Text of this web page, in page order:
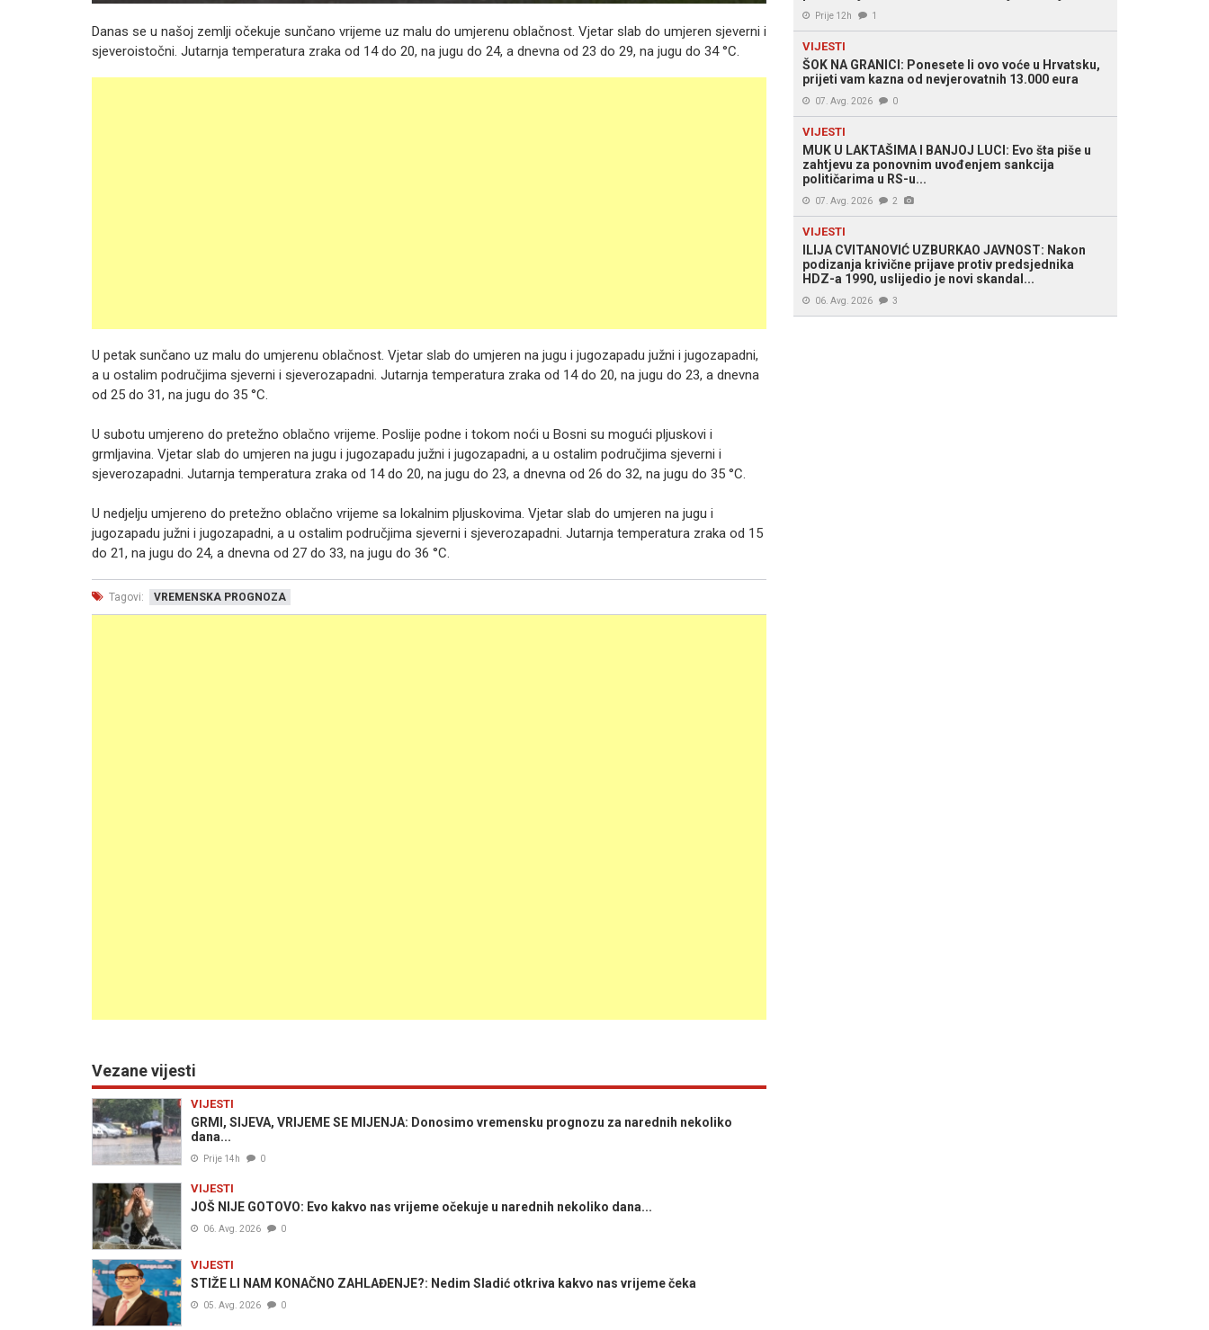
Danas se u našoj zemlji očekuje sunčano vrijeme uz malu do umjerenu oblačnost. Vjetar slab do umjeren sjeverni i
sjeveroistočni. Jutarnja temperatura zraka od 14 do 20, na jugu do 24, a dnevna od 23 do 29, na jugu do 34 °C.
U petak sunčano uz malu do umjerenu oblačnost. Vjetar slab do umjeren na jugu i jugozapadu južni i jugozapadni,
a u ostalim područjima sjeverni i sjeverozapadni. Jutarnja temperatura zraka od 14 do 20, na jugu do 23, a dnevna
od 25 do 31, na jugu do 35 °C.
U subotu umjereno do pretežno oblačno vrijeme. Poslije podne i tokom noći u Bosni su mogući pljuskovi i
grmljavina. Vjetar slab do umjeren na jugu i jugozapadu južni i jugozapadni, a u ostalim područjima sjeverni i
sjeverozapadni. Jutarnja temperatura zraka od 14 do 20, na jugu do 23, a dnevna od 26 do 32, na jugu do 35 °C.
U nedjelju umjereno do pretežno oblačno vrijeme sa lokalnim pljuskovima. Vjetar slab do umjeren na jugu i
jugozapadu južni i jugozapadni, a u ostalim područjima sjeverni i sjeverozapadni. Jutarnja temperatura zraka od 15
do 21, na jugu do 24, a dnevna od 27 do 33, na jugu do 36 °C.
Tagovi: VREMENSKA PROGNOZA
Vezane vijesti
VIJESTI
GRMI, SIJEVA, VRIJEME SE MIJENJA: Donosimo vremensku prognozu za narednih nekoliko
dana...
Prije 14h 0
VIJESTI
JOŠ NIJE GOTOVO: Evo kakvo nas vrijeme očekuje u narednih nekoliko dana...
06. Avg. 2026 0
VIJESTI
STIŽE LI NAM KONAČNO ZAHLAĐENJE?: Nedim Sladić otkriva kakvo nas vrijeme čeka
05. Avg. 2026 0
Prije 12h 1
VIJESTI
ŠOK NA GRANICI: Ponesete li ovo voće u Hrvatsku,
prijeti vam kazna od nevjerovatnih 13.000 eura
07. Avg. 2026 0
VIJESTI
MUK U LAKTAŠIMA I BANJOJ LUCI: Evo šta piše u
zahtjevu za ponovnim uvođenjem sankcija
političarima u RS-u...
07. Avg. 2026 2
VIJESTI
ILIJA CVITANOVIĆ UZBURKAO JAVNOST: Nakon
podizanja krivične prijave protiv predsjednika
HDZ-a 1990, uslijedio je novi skandal...
06. Avg. 2026 3